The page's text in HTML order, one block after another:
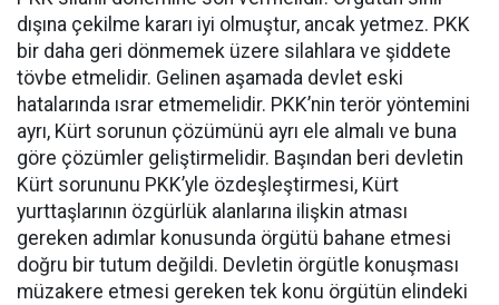
dışına çekilme kararı iyi olmuştur, ancak yetmez. PKK
bir daha geri dönmemek üzere silahlara ve şiddete
tövbe etmelidir. Gelinen aşamada devlet eski
hatalarında ısrar etmemelidir. PKK’nin terör yöntemini
ayrı, Kürt sorunun çözümünü ayrı ele almalı ve buna
göre çözümler geliştirmelidir. Başından beri devletin
Kürt sorununu PKK’yle özdeşleştirmesi, Kürt
yurttaşlarının özgürlük alanlarına ilişkin atması
gereken adımlar konusunda örgütü bahane etmesi
doğru bir tutum değildi. Devletin örgütle konuşması
müzakere etmesi gereken tek konu örgütün elindeki